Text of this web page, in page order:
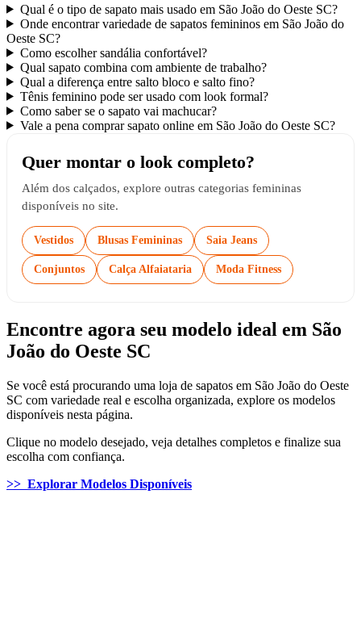
Qual é o tipo de sapato mais usado em São João do Oeste SC?
Onde encontrar variedade de sapatos femininos em São João do
Oeste SC?
Como escolher sandália confortável?
Qual sapato combina com ambiente de trabalho?
Qual a diferença entre salto bloco e salto fino?
Tênis feminino pode ser usado com look formal?
Como saber se o sapato vai machucar?
Vale a pena comprar sapato online em São João do Oeste SC?
Quer montar o look completo?
Além dos calçados, explore outras categorias femininas
disponíveis no site.
Vestidos Blusas Femininas Saia Jeans
Conjuntos Calça Alfaiataria Moda Fitness
Encontre agora seu modelo ideal em São
João do Oeste SC
Se você está procurando uma loja de sapatos em São João do Oeste
SC com variedade real e escolha organizada, explore os modelos
disponíveis nesta página.
Clique no modelo desejado, veja detalhes completos e finalize sua
escolha com confiança.
>> Explorar Modelos Disponíveis